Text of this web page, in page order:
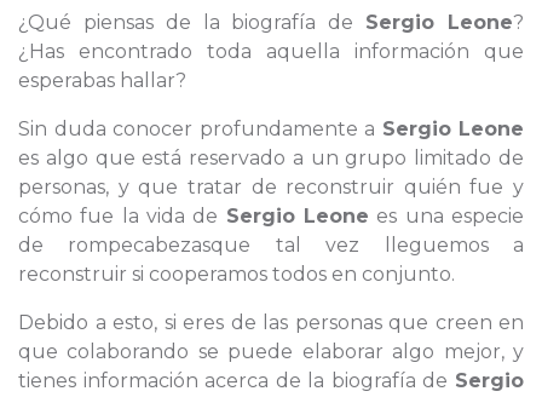
¿Qué piensas de la biografía de Sergio Leone?
¿Has encontrado toda aquella información que
esperabas hallar?
Sin duda conocer profundamente a Sergio Leone
es algo que está reservado a un grupo limitado de
personas, y que tratar de reconstruir quién fue y
cómo fue la vida de Sergio Leone es una especie
de rompecabezasque tal vez lleguemos a
reconstruir si cooperamos todos en conjunto.
Debido a esto, si eres de las personas que creen en
que colaborando se puede elaborar algo mejor, y
tienes información acerca de la biografía de Sergio